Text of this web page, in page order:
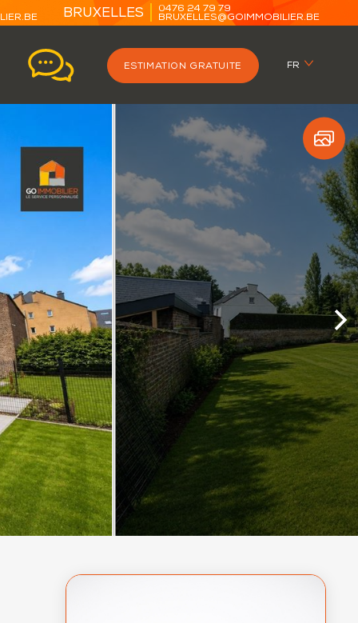
BRUXELLES
0476 24 79 79
BRUXELLES@GOIMMOBILIER.BE
ESTIMATION GRATUITE FR